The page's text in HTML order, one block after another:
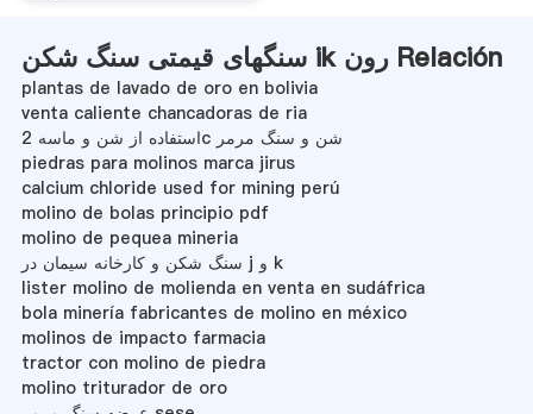
سنگهای قیمتی سنگ شکن ik رون Relación
plantas de lavado de oro en bolivia
venta caliente chancadoras de ria
استفاده از شن و ماسه 2c شن و سنگ مرمر
piedras para molinos marca jirus
calcium chloride used for mining perú
molino de bolas principio pdf
molino de pequea mineria
سنگ شکن و کارخانه سیمان در j و k
lister molino de molienda en venta en sudáfrica
bola minería fabricantes de molino en méxico
molinos de impacto farmacia
tractor con molino de piedra
molino triturador de oro